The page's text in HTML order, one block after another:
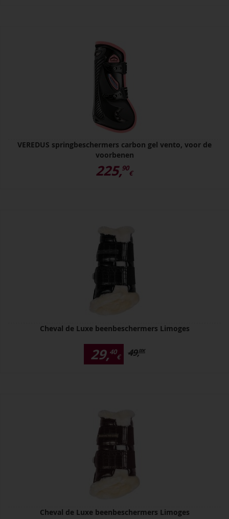
VEREDUS springbeschermers carbon gel vento, voor de
voorbenen
225,90
€
Cheval de Luxe beenbeschermers Limoges
29,40
€ 49,00€
Cheval de Luxe beenbeschermers Limoges